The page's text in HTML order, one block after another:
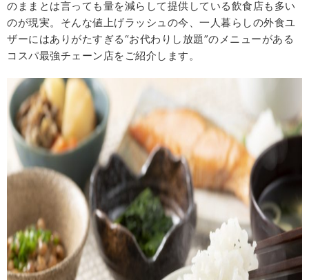
のままとは言っても量を減らして提供している飲食店も多い
のが現実。そんな値上げラッシュの今、一人暮らしの外食ユ
ザーにはありがたすぎる“お代わりし放題”のメニューがある
コスパ最強チェーン店をご紹介します。